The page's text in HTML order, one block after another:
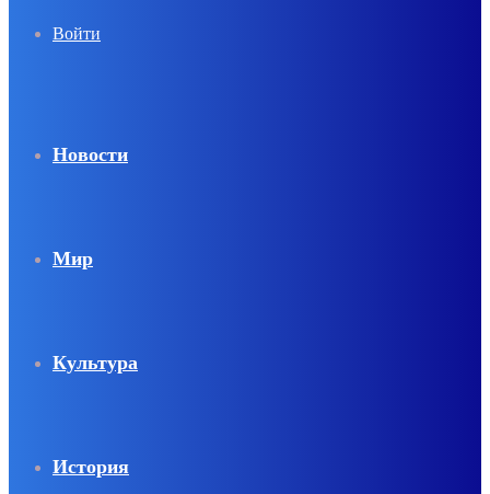
Войти
Новости
Мир
Культура
История